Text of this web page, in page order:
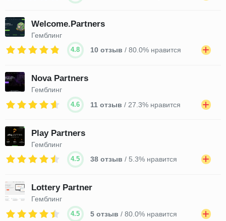
Welcome.Partners
Гемблинг
4.8 10 отзыв / 80.0% нравится
Nova Partners
Гемблинг
4.6 11 отзыв / 27.3% нравится
Play Partners
Гемблинг
4.5 38 отзыв / 5.3% нравится
Lottery Partner
Гемблинг
4.5 5 отзыв / 80.0% нравится